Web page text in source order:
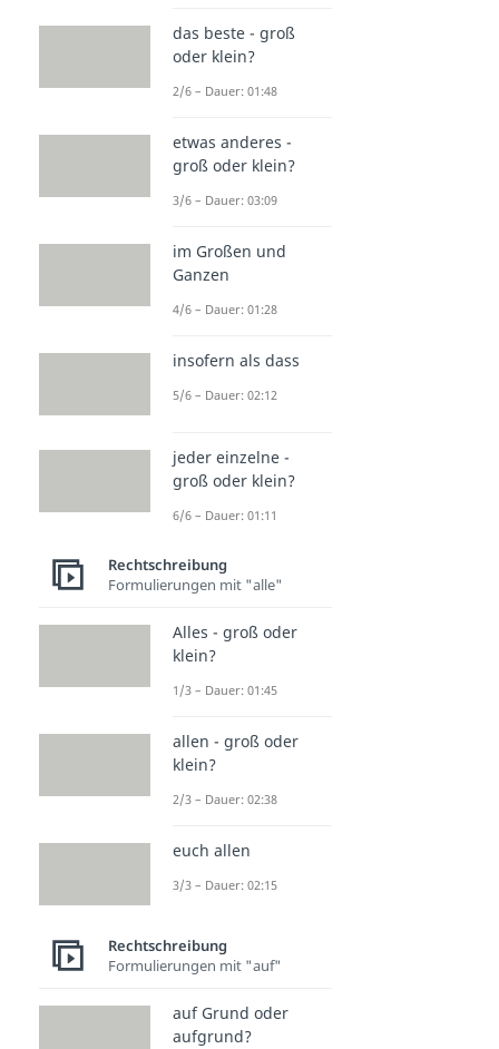
das beste - groß
oder klein?
2/6 – Dauer: 01:48
etwas anderes -
groß oder klein?
3/6 – Dauer: 03:09
im Großen und
Ganzen
4/6 – Dauer: 01:28
insofern als dass
5/6 – Dauer: 02:12
jeder einzelne -
groß oder klein?
6/6 – Dauer: 01:11
Rechtschreibung
Formulierungen mit "alle"
Alles - groß oder
klein?
1/3 – Dauer: 01:45
allen - groß oder
klein?
2/3 – Dauer: 02:38
euch allen
3/3 – Dauer: 02:15
Rechtschreibung
Formulierungen mit "auf"
auf Grund oder
aufgrund?